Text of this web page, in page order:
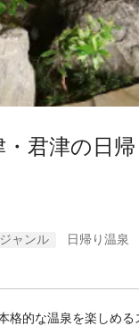
・君津の日
ャンル 日帰り温泉
格的な温泉を楽しめ